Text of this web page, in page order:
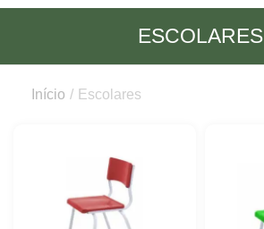
ESCOLARES
Início / Escolares